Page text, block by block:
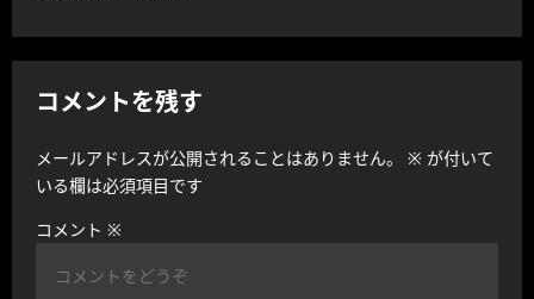
ー
シ
ン
コメントを残す
メールアドレスが公開されることはありません。 ※ が付いて
いる欄は必須項目です
コメント ※